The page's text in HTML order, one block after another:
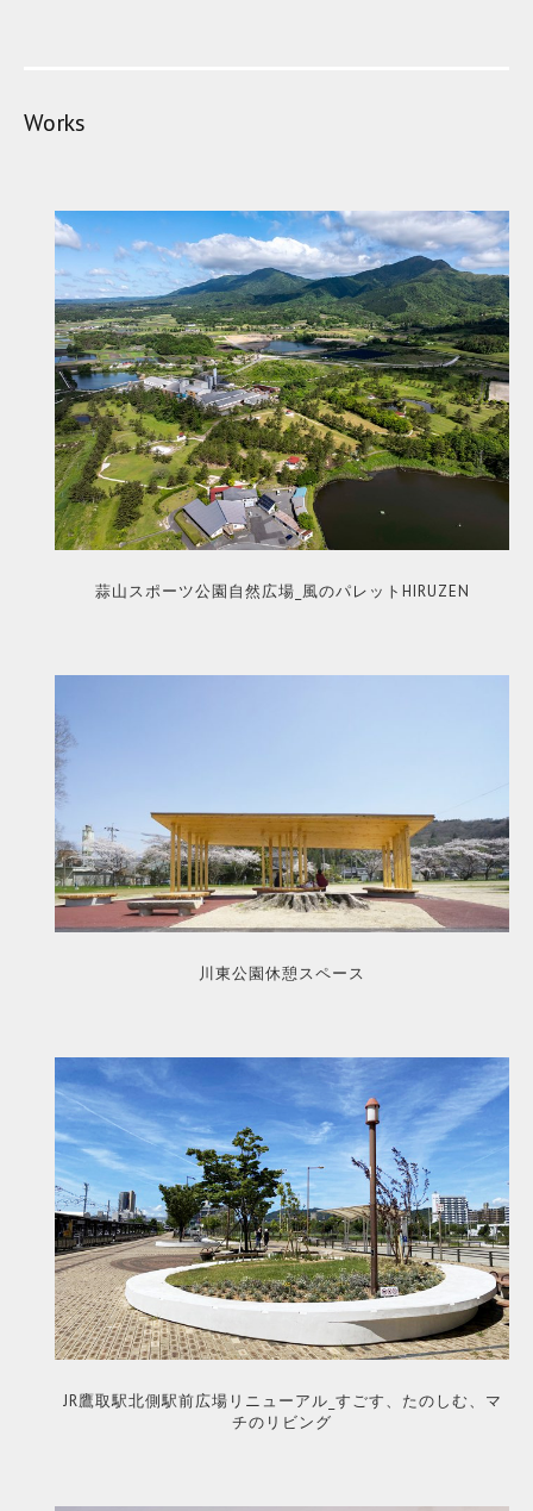
Works
蒜山スポーツ公園自然広場_風のパレットHIRUZEN
川東公園休憩スペース
JR鷹取駅北側駅前広場リニューアル_すごす、たのしむ、マ
チのリビング